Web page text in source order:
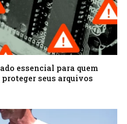
essencial para quem
seus arquivos